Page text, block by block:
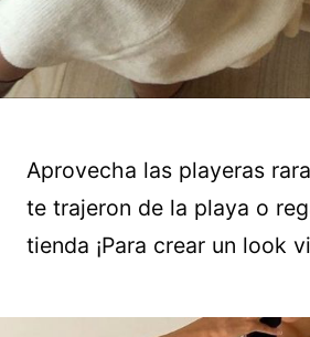
Aprovecha las playeras
te trajeron de la playa o
tienda ¡Para crear un look